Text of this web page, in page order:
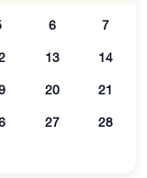
6 7
13 14
20 21
27 28